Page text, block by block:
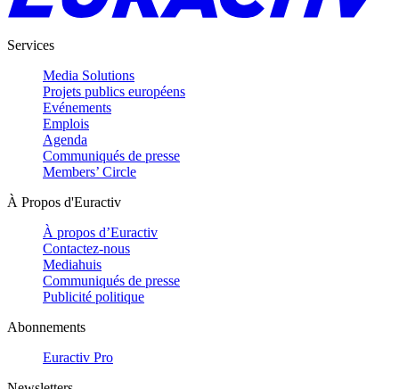
Services
Media Solutions
Projets publics européens
Evénements
Emplois
Agenda
Communiqués de presse
Members’ Circle
À Propos d'Euractiv
À propos d’Euractiv
Contactez-nous
Mediahuis
Communiqués de presse
Publicité politique
Abonnements
Euractiv Pro